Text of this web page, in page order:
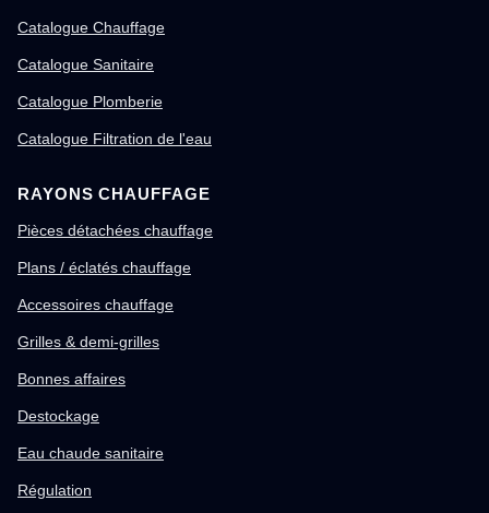
Catalogue Chauffage
Catalogue Sanitaire
Catalogue Plomberie
Catalogue Filtration de l'eau
RAYONS CHAUFFAGE
Pièces détachées chauffage
Plans / éclatés chauffage
Accessoires chauffage
Grilles & demi-grilles
Bonnes affaires
Destockage
Eau chaude sanitaire
Régulation